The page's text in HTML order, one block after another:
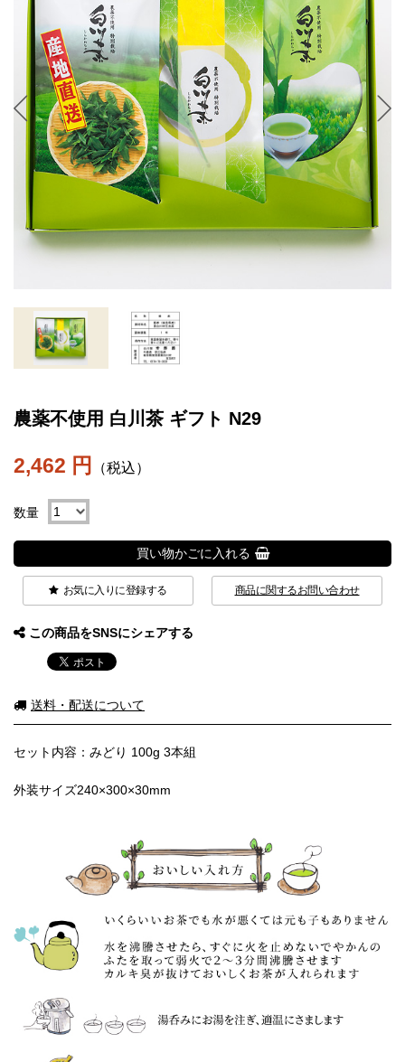
農薬不使用 白川茶 ギフト N29
2,462 円 （税込）
数量
買い物かごに入れる
お気に入りに登録する 商品に関するお問い合わせ
この商品をSNSにシェアする
送料・配送について
セット内容：みどり 100g 3本組
外装サイズ240×300×30mm